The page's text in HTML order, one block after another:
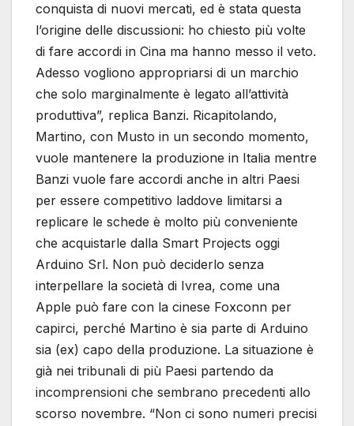
conquista di nuovi mercati, ed è stata questa
l’origine delle discussioni: ho chiesto più volte
di fare accordi in Cina ma hanno messo il veto.
Adesso vogliono appropriarsi di un marchio
che solo marginalmente è legato all’attività
produttiva”, replica Banzi. Ricapitolando,
Martino, con Musto in un secondo momento,
vuole mantenere la produzione in Italia mentre
Banzi vuole fare accordi anche in altri Paesi
per essere competitivo laddove limitarsi a
replicare le schede è molto più conveniente
che acquistarle dalla Smart Projects oggi
Arduino Srl. Non può deciderlo senza
interpellare la società di Ivrea, come una
Apple può fare con la cinese Foxconn per
capirci, perché Martino è sia parte di Arduino
sia (ex) capo della produzione. La situazione è
già nei tribunali di più Paesi partendo da
incomprensioni che sembrano precedenti allo
scorso novembre. “Non ci sono numeri precisi